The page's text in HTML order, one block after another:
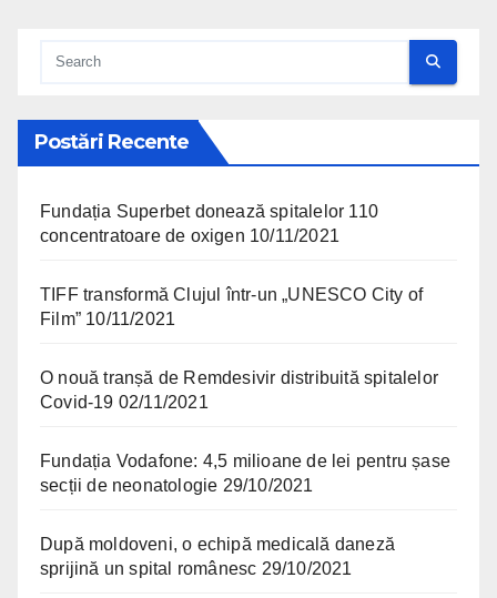
Postări Recente
Fundația Superbet donează spitalelor 110
concentratoare de oxigen 10/11/2021
TIFF transformă Clujul într-un „UNESCO City of
Film” 10/11/2021
O nouă tranșă de Remdesivir distribuită spitalelor
Covid-19 02/11/2021
Fundația Vodafone: 4,5 milioane de lei pentru șase
secții de neonatologie 29/10/2021
După moldoveni, o echipă medicală daneză
sprijină un spital românesc 29/10/2021